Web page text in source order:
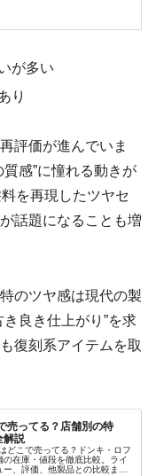
が多い
り
評価が進んでいま
感”に憧れる動きが
を再現したツヤセ
話題になることも増
のツヤ感は現代の製
良き仕上がり”を求
復刻系アイテムを取
売ってる？店舗別の特
解説
どこで売ってる？ドンキ・ロフ
の在庫・値段を徹底比較。ライ
ー、評価、他製品との比較まで